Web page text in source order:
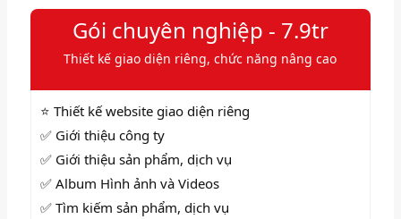
Gói chuyên nghiệp - 7.9tr
Thiết kế giao diện riêng, chức năng nâng cao
⭐ Thiết kế website giao diện riêng
✅ Giới thiệu công ty
✅ Giới thiệu sản phẩm, dịch vụ
✅ Album Hình ảnh và Videos
✅ Tìm kiếm sản phẩm, dịch vụ